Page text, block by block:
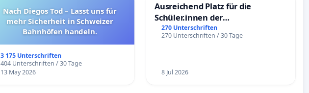
Nach Diegos Tod – Lasst uns für
mehr Sicherheit in Schweizer
Bahnhöfen handeln.
3 175 Unterschriften
404 Unterschriften / 30 Tage
13 May 2026
Ausreichend Platz für die
Schüler.innen der
Schönbergschule
270 Unterschriften
270 Unterschriften / 30 Tage
8 Jul 2026